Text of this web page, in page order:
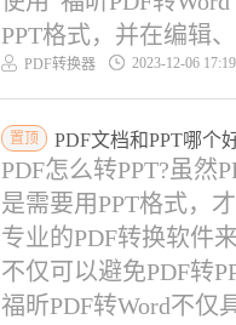
PPT格式，并在编辑
PDF转换器 2023-12-06
置顶 PDF文档和PPT哪个
PDF怎么转PPT?虽然
是需要用PPT格式，
专业的PDF转换软件来
不仅可以避免PDF转
福昕PDF转Word不仅